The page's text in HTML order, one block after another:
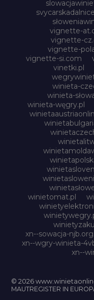
vignette-
vignette-
vignette-
vignette-si.com
vinetki.pl
winieta-
winieta-
winieta-węgry.pl
winietomat.pl
xn--sowacja-
xn--wgry-winieta-
xn--
© 2026
MAUTREGISTER IN